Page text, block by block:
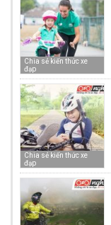
Chia sẻ kiến thức xe
đạp
Chia sẻ kiến thức xe
đạp